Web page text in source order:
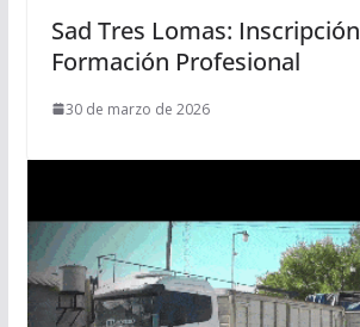
Sad Tres Lomas: Inscripción
Formación Profesional
30 de marzo de 2026